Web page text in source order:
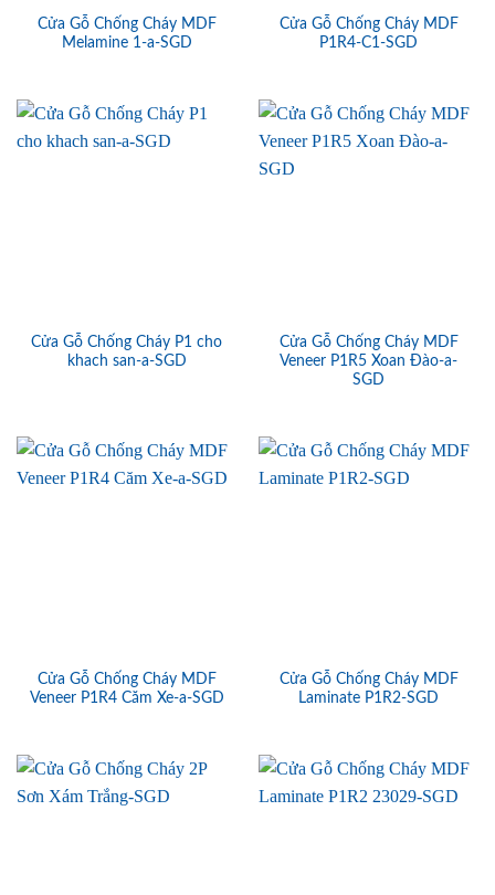
Cửa Gỗ Chống Cháy MDF
Melamine 1-a-SGD
Cửa Gỗ Chống Cháy MDF
P1R4-C1-SGD
Cửa Gỗ Chống Cháy P1 cho
khach san-a-SGD
Cửa Gỗ Chống Cháy MDF
Veneer P1R5 Xoan Đào-a-
SGD
Cửa Gỗ Chống Cháy MDF
Veneer P1R4 Căm Xe-a-SGD
Cửa Gỗ Chống Cháy MDF
Laminate P1R2-SGD